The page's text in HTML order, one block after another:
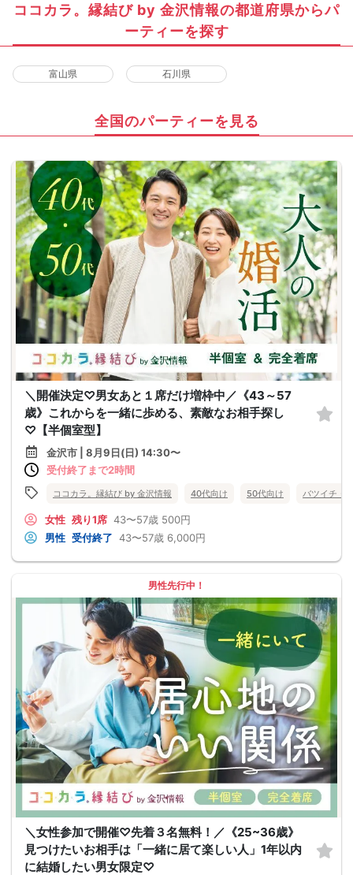
ココカラ。縁結び by 金沢情報の都道府県からパ
ーティーを探す
富山県 石川県
全国のパーティーを見る
＼開催決定♡男女あと１席だけ増枠中／《43～57
歳》これからを一緒に歩める、素敵なお相手探し
♡【半個室型】
金沢市 | 8月9日(日) 14:30〜
受付終了まで2時間
ココカラ。縁結び by 金沢情報 40代向け 50代向け バツイチ・
女性 残り1席 43〜57歳 500円
男性 受付終了 43〜57歳 6,000円
男性先行中！
＼女性参加で開催♡先着３名無料！／《25~36歳》
見つけたいお相手は「一緒に居て楽しい人」1年以内
に結婚したい男女限定♡